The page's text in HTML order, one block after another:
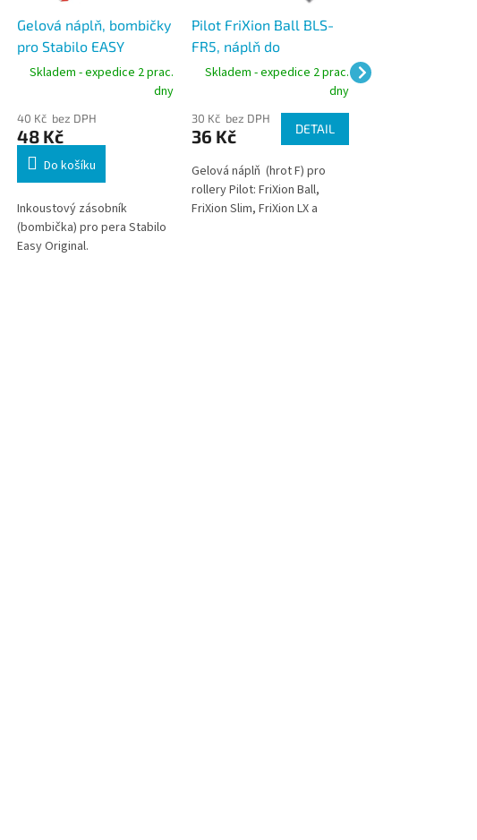
Gelová náplň, bombičky
pro Stabilo EASY
original medium
Skladem - expedice 2 prac.
dny
40 Kč bez DPH
48 Kč
Do košíku
Inkoustový zásobník
(bombička) pro pera Stabilo
Easy Original.
Pilot FriXion Ball BLS-
FR5, náplň do
gumovacích rollerů,
Skladem - expedice 2 prac.
dny
30 Kč bez DPH
36 Kč DETAIL
Gelová náplň (hrot F) pro
rollery Pilot: FriXion Ball,
FriXion Slim, FriXion LX a
modrá